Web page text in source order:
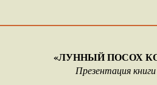
«ЛУННЫЙ ПОСОХ
Презентация